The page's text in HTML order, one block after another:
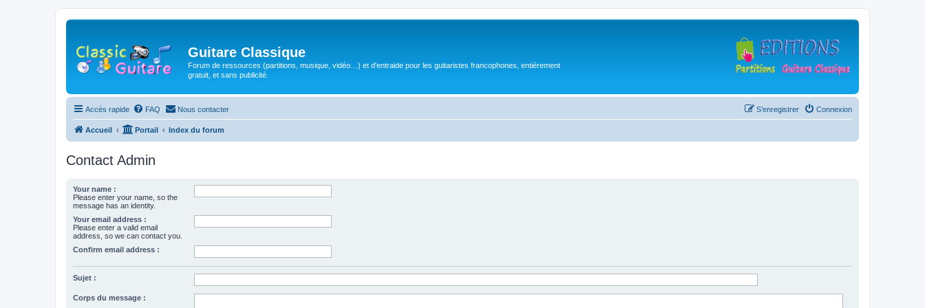
Guitare Classique
Forum de ressources (partitions, musique, vidéo…) et d'entraide pour les guitaristes francophones, entièrement
gratuit, et sans publicité.
Accès rapide FAQ Nous contacter Connexion
S’enregistrer
Accueil Portail Index du forum
Contact Admin
Your name :
Please enter your name, so the
message has an identity.
Your email address :
Please enter a valid email
address, so we can contact you.
Confirm email address :
Sujet :
Corps du message :